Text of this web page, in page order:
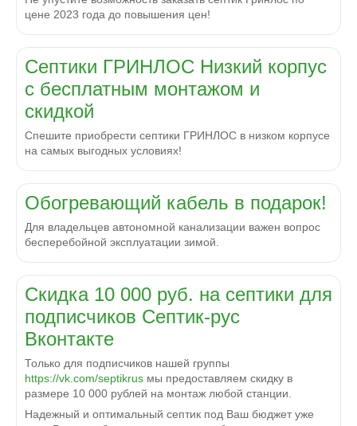
цене 2023 года до повышения цен!
Септики ГРИНЛОС Низкий корпус
с бесплатным монтажом и
скидкой
Спешите приобрести септики ГРИНЛОС в низком корпусе
на самых выгодных условиях!
Обогревающий кабель в подарок!
Для владельцев автономной канализации важен вопрос
бесперебойной эксплуатации зимой.
Скидка 10 000 руб. на септики для
подписчиков Септик-рус
Вконтакте
Только для подписчиков нашей группы
https://vk.com/septikrus мы предоставляем скидку в
размере 10 000 рублей на монтаж любой станции.
Надежный и оптимальный септик под Ваш бюджет уже